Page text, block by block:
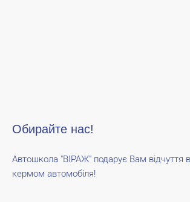
Обирайте нас!
Автошкола "ВІРАЖ" подарує Вам відчуття
кермом автомобіля!